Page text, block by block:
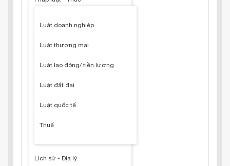
Luật doanh nghiệp
Luật thương mại
Luật lao động/ tiền lương
Luật đất đai
Luật quốc tế
Thuế
Lịch sử - Địa lý